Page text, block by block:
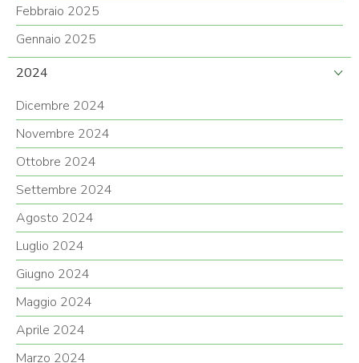
Febbraio 2025
Gennaio 2025
2024
Dicembre 2024
Novembre 2024
Ottobre 2024
Settembre 2024
Agosto 2024
Luglio 2024
Giugno 2024
Maggio 2024
Aprile 2024
Marzo 2024